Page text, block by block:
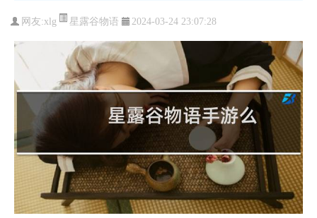
网友:xlg 星露谷物语 2024-03-24 23:07:28